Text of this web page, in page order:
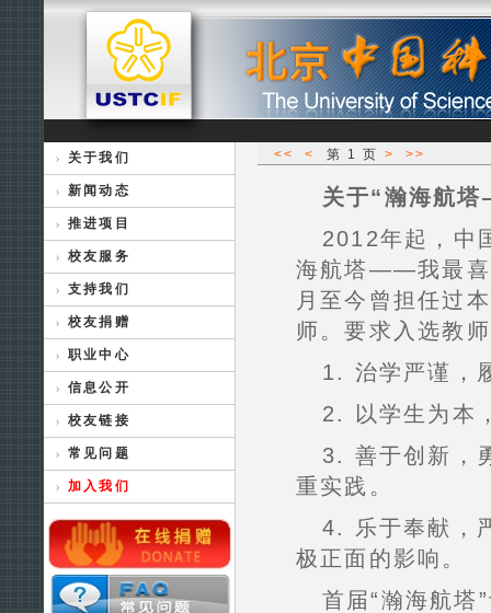
关于我们
新闻动态
推进项目
校友服务
支持我们
校友捐赠
职业中心
信息公开
校友链接
常见问题
加入我们
<< < 第 1 页 > >>
关于“瀚海航
2012年起，中
海航塔——我最喜
月至今曾担任过
师。要求入选教
1. 治学严谨，
2. 以学生为本
3. 善于创新，
重实践。
4. 乐于奉献，
极正面的影响。
首届“瀚海航塔